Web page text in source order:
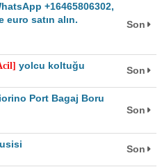
+16465806302,
euro satın alın.
Son
yolcu koltuğu Son
Port Bagaj Boru
Son
Son